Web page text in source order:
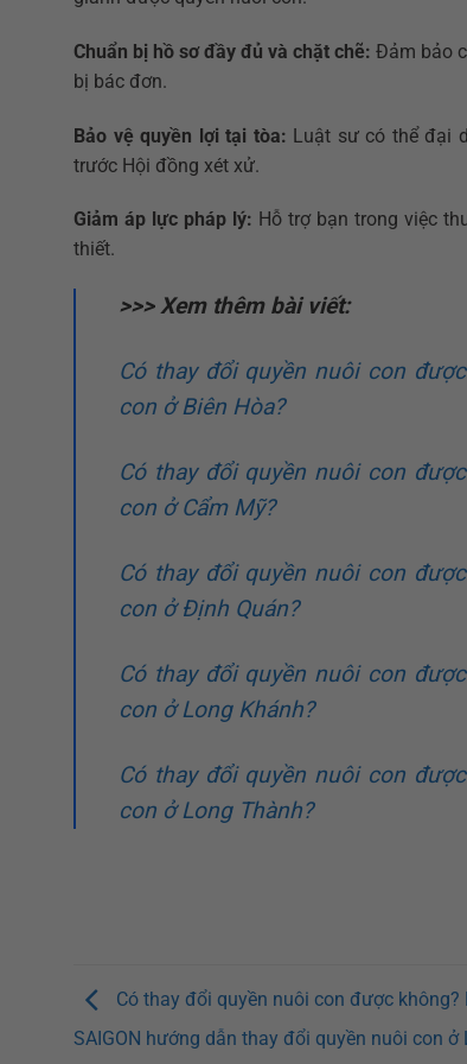
Chuẩn bị hồ sơ đầy đủ và chặt chẽ: Đảm bảo
bị bác đơn.
Bảo vệ quyền lợi tại tòa: Luật sư có thể đại
trước Hội đồng xét xử.
Giảm áp lực pháp lý: Hỗ trợ bạn trong việc
thiết.
>>> Xem thêm bài viết:
Có thay đổi quyền nuôi con
con ở Biên Hòa?
Có thay đổi quyền nuôi con
con ở Cẩm Mỹ?
Có thay đổi quyền nuôi con
con ở Định Quán?
Có thay đổi quyền nuôi con
con ở Long Khánh?
Có thay đổi quyền nuôi con
con ở Long Thành?
Có thay đổi quyền nuôi con được không?
SAIGON hướng dẫn thay đổi quyền nuôi con ở